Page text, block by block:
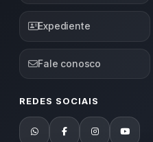
Expediente
Fale conosco
REDES SOCIAIS